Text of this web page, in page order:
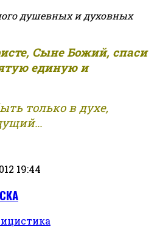
душевных и духовных
Сыне Божий, спаси
единую и
только в духе,
19:44